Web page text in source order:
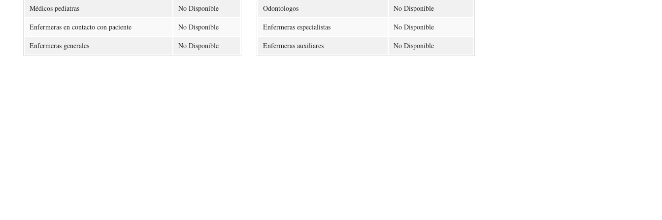
Médicos pediatras
No Disponible
Enfermeras en contacto con paciente
No Disponible
Enfermeras generales
No Disponible
Odontologos
No Disponible
Enfermeras especialistas
No Disponible
Enfermeras auxiliares
No Disponible